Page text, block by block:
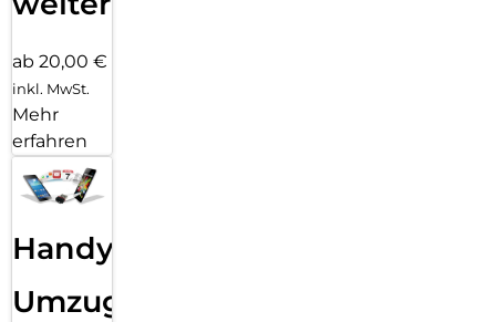
ab 20,00 €
inkl. MwSt.
Mehr
erfahren
Handy
Umzug